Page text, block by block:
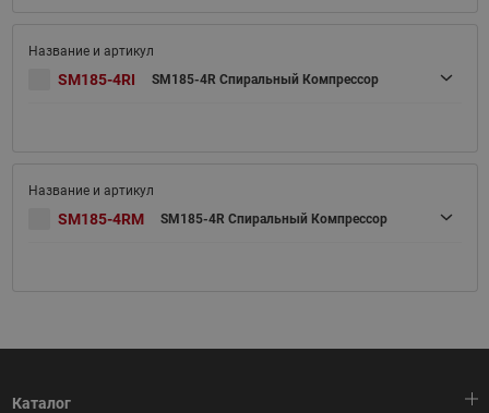
SM185-4RI SM185-4R Спиральный Компрессор
SM185-4RM SM185-4R Спиральный Компрессор
Каталог